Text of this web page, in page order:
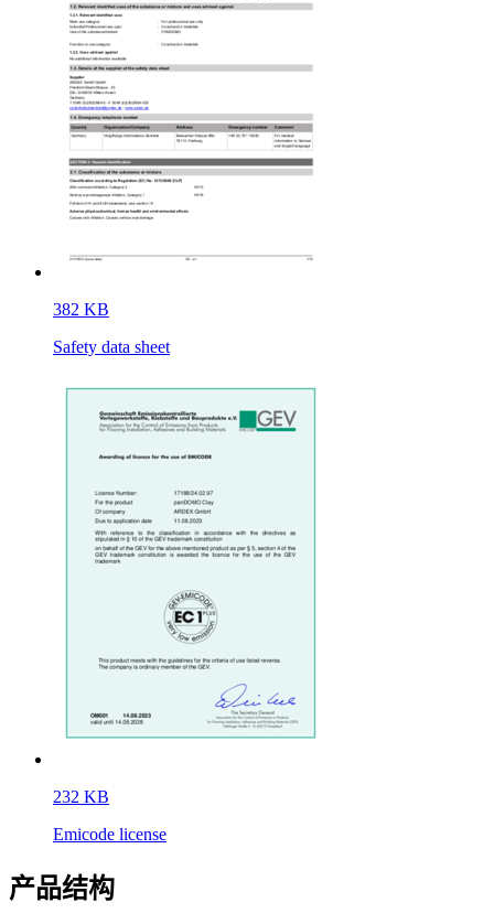
382 KB
Safety data sheet
232 KB
Emicode license
产品结构